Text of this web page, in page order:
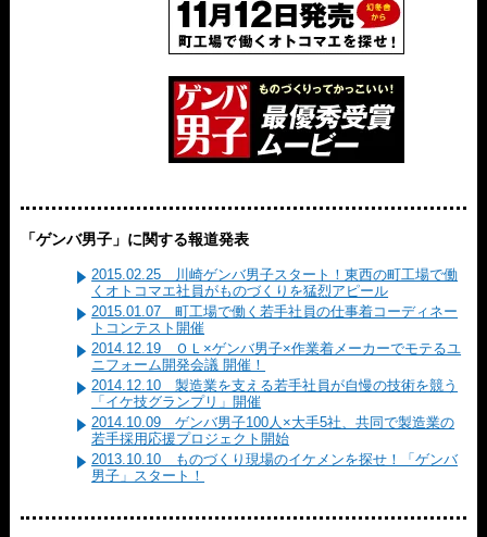
「ゲンバ男子」に関する報道発表
2015.02.25 川崎ゲンバ男子スタート！東西の町工場で働
くオトコマエ社員がものづくりを猛烈アピール
2015.01.07 町工場で働く若手社員の仕事着コーディネー
トコンテスト開催
2014.12.19 ＯＬ×ゲンバ男子×作業着メーカーでモテるユ
ニフォーム開発会議 開催！
2014.12.10 製造業を支える若手社員が自慢の技術を競う
「イケ技グランプリ」開催
2014.10.09 ゲンバ男子100人×大手5社、共同で製造業の
若手採用応援プロジェクト開始
2013.10.10 ものづくり現場のイケメンを探せ！「ゲンバ
男子」スタート！